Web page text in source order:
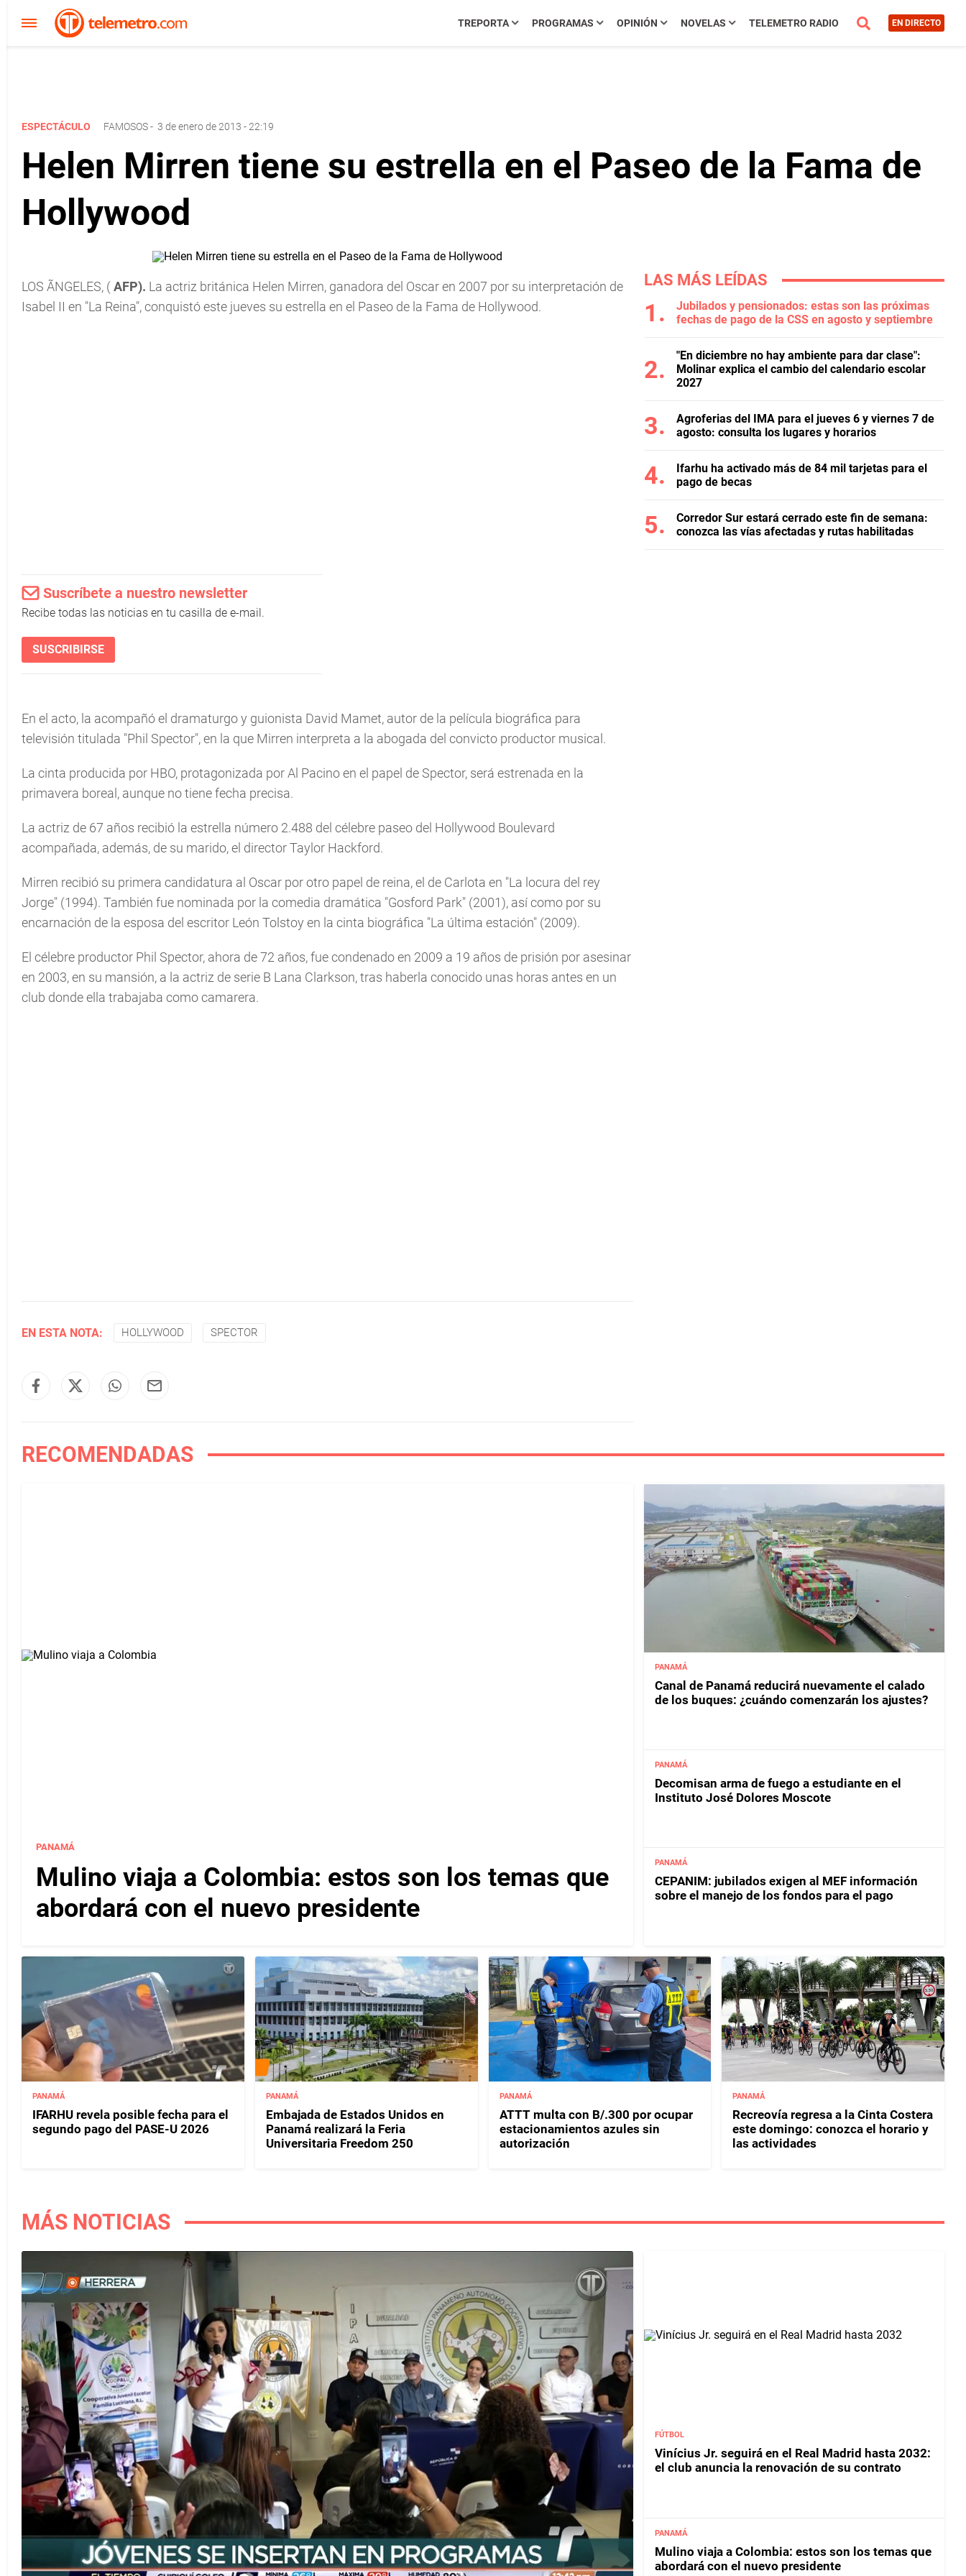
TREPORTA PROGRAMAS OPINIÓN NOVELAS TELEMETRO RADIO EN DIRECTO
ESPECTÁCULO FAMOSOS- 3 de enero de 2013 - 22:19
Helen Mirren tiene su estrella en el Paseo de la Fama de
Hollywood
LOS ÃNGELES, (AFP). La actriz británica Helen Mirren, ganadora del Oscar en 2007 por su interpretación de
Isabel II en "La Reina", conquistó este jueves su estrella en el Paseo de la Fama de Hollywood.
Suscríbete a nuestro newsletter
Recibe todas las noticias en tu casilla de e-mail.
SUSCRIBIRSE
En el acto, la acompañó el dramaturgo y guionista David Mamet, autor de la película biográfica para
televisión titulada "Phil Spector", en la que Mirren interpreta a la abogada del convicto productor musical.
La cinta producida por HBO, protagonizada por Al Pacino en el papel de Spector, será estrenada en la
primavera boreal, aunque no tiene fecha precisa.
La actriz de 67 años recibió la estrella número 2.488 del célebre paseo del Hollywood Boulevard
acompañada, además, de su marido, el director Taylor Hackford.
Mirren recibió su primera candidatura al Oscar por otro papel de reina, el de Carlota en "La locura del rey
Jorge" (1994). También fue nominada por la comedia dramática "Gosford Park" (2001), así como por su
encarnación de la esposa del escritor León Tolstoy en la cinta biográfica "La última estación" (2009).
El célebre productor Phil Spector, ahora de 72 años, fue condenado en 2009 a 19 años de prisión por asesinar
en 2003, en su mansión, a la actriz de serie B Lana Clarkson, tras haberla conocido unas horas antes en un
club donde ella trabajaba como camarera.
EN ESTA NOTA: HOLLYWOOD SPECTOR
LAS MÁS LEÍDAS
Jubilados y pensionados: estas son las próximas
fechas de pago de la CSS en agosto y septiembre
"En diciembre no hay ambiente para dar clase":
Molinar explica el cambio del calendario escolar
2027
Agroferias del IMA para el jueves 6 y viernes 7 de
agosto: consulta los lugares y horarios
Ifarhu ha activado más de 84 mil tarjetas para el
pago de becas
Corredor Sur estará cerrado este fin de semana:
conozca las vías afectadas y rutas habilitadas
RECOMENDADAS
PANAMÁ
Mulino viaja a Colombia: estos son los temas que
abordará con el nuevo presidente
PANAMÁ
Canal de Panamá reducirá nuevamente el calado
de los buques: ¿cuándo comenzarán los ajustes?
PANAMÁ
Decomisan arma de fuego a estudiante en el
Instituto José Dolores Moscote
PANAMÁ
CEPANIM: jubilados exigen al MEF información
sobre el manejo de los fondos para el pago
PANAMÁ
IFARHU revela posible fecha para el
segundo pago del PASE-U 2026
PANAMÁ
Embajada de Estados Unidos en
Panamá realizará la Feria
Universitaria Freedom 250
PANAMÁ
ATTT multa con B/.300 por ocupar
estacionamientos azules sin
autorización
PANAMÁ
Recreovía regresa a la Cinta Costera
este domingo: conozca el horario y
las actividades
MÁS NOTICIAS
FÚTBOL
Vinícius Jr. seguirá en el Real Madrid hasta 2032:
el club anuncia la renovación de su contrato
PANAMÁ
Mulino viaja a Colombia: estos son los temas que
abordará con el nuevo presidente